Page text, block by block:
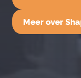
Meer over